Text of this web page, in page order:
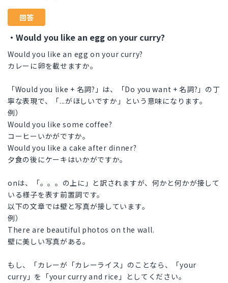
回答
・Would you like an egg on your curry?
Would you like an egg on your curry?
カレーに卵を載せますか。
「Would you like + 名詞?」は、「Do you want + 名詞?」の丁
寧な表現で、「...がほしいですか」という意味になります。
例）
Would you like some coffee?
コーヒーいかがですか。
Would you like a cake after dinner?
夕食の後にケーキはいかがですか。
onは、「。。。の上に」と訳されますが、何かと何かが接して
いる様子を表す前置詞です。
以下の文章では壁と写真が接しています。
例）
There are beautiful photos on the wall.
壁に美しい写真がある。
もし、「カレーが「カレーライス」のことなら、「your
curry」を「your curry and rice」としてください。